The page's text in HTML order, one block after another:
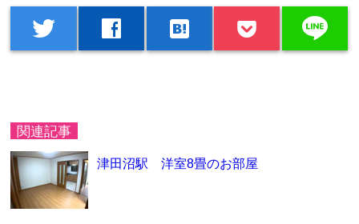
twitter facebook hatenabookmark line
関連記事
津田沼駅 洋室8畳のお部屋